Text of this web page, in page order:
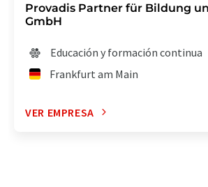
Provadis Partner für Bildung
GmbH
Educación y formación continua
Frankfurt am Main
VER EMPRESA